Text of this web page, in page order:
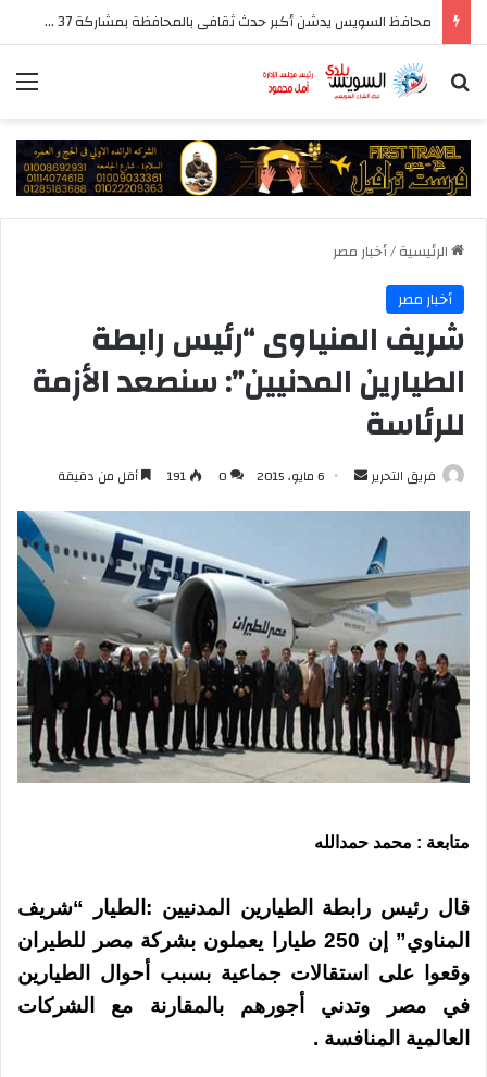
محافظ السويس يدشن أكبر حدث ثقافى بالمحافظة بمشاركة 37 دار نشر مصرية
بحث عن
الرئيسية/أخبار مصر
أخبار مصر
شريف المنياوى “رئيس رابطة
الطيارين المدنيين”: سنصعد الأزمة
للرئاسة
فريق التحرير
أرسل 6 مايو، 2015 0
191 أقل من دقيقة
متابعة : محمد حمدالله
قال رئيس رابطة الطيارين المدنيين :الطيار “شريف
المناوي” إن 250 طيارا يعملون بشركة مصر للطيران
وقعوا على استقالات جماعية بسبب أحوال الطيارين
في مصر وتدني أجورهم بالمقارنة مع الشركات
العالمية المنافسة .